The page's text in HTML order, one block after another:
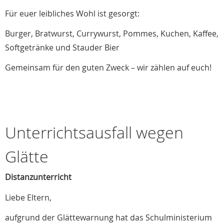
Für euer leibliches Wohl ist gesorgt:
Burger, Bratwurst, Currywurst, Pommes, Kuchen, Kaffee,
Softgetränke und Stauder Bier
Gemeinsam für den guten Zweck – wir zählen auf euch!
Unterrichtsausfall wegen
Glätte
Distanzunterricht
Liebe Eltern,
aufgrund der Glättewarnung hat das Schulministerium